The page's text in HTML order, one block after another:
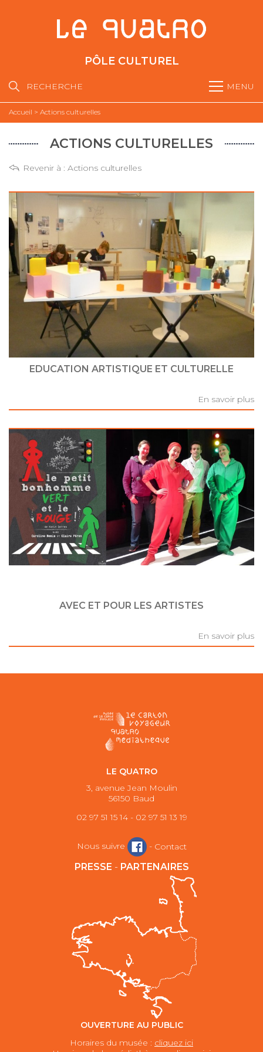
PÔLE CULTUREL
RECHERCHE MENU
Accueil > Actions culturelles
ACTIONS CULTURELLES
Revenir à : Actions culturelles
EDUCATION ARTISTIQUE ET CULTURELLE
En savoir plus
AVEC ET POUR LES ARTISTES
En savoir plus
LE QUATRO
3, avenue Jean Moulin
56150 Baud
02 97 51 15 14 - 02 97 51 13 19
Nous suivre - Contact
PRESSE - PARTENAIRES
OUVERTURE AU PUBLIC
Horaires du musée : cliquez ici